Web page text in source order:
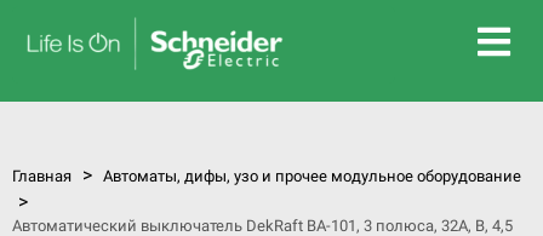
Главная > Автоматы, дифы, узо и прочее модульное оборудование
>
Автоматический выключатель DekRaft ВА-101, 3 полюса, 32А, В, 4,5